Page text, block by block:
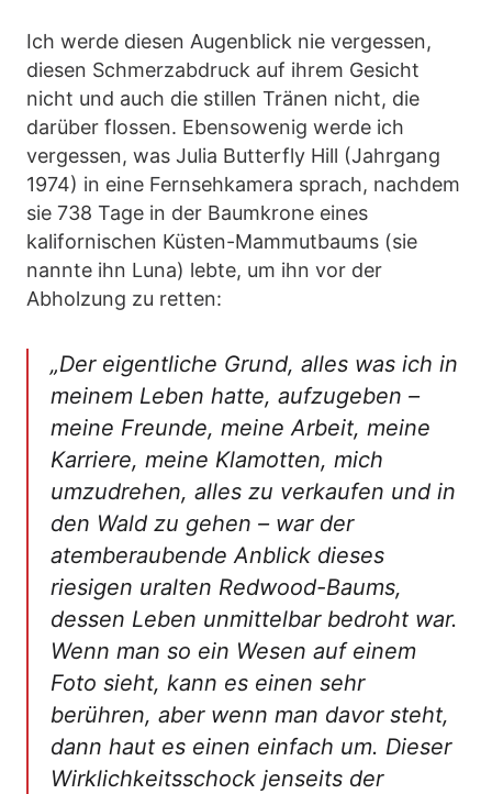
Ich werde diesen Augenblick nie vergessen,
diesen Schmerzabdruck auf ihrem Gesicht
nicht und auch die stillen Tränen nicht, die
darüber flossen. Ebensowenig werde ich
vergessen, was Julia Butterfly Hill (Jahrgang
1974) in eine Fernsehkamera sprach, nachdem
sie 738 Tage in der Baumkrone eines
kalifornischen Küsten-Mammutbaums (sie
nannte ihn Luna) lebte, um ihn vor der
Abholzung zu retten:
„Der eigentliche Grund, alles was ich in
meinem Leben hatte, aufzugeben –
meine Freunde, meine Arbeit, meine
Karriere, meine Klamotten, mich
umzudrehen, alles zu verkaufen und in
den Wald zu gehen – war der
atemberaubende Anblick dieses
riesigen uralten Redwood-Baums,
dessen Leben unmittelbar bedroht war.
Wenn man so ein Wesen auf einem
Foto sieht, kann es einen sehr
berühren, aber wenn man davor steht,
dann haut es einen einfach um. Dieser
Wirklichkeitsschock jenseits der